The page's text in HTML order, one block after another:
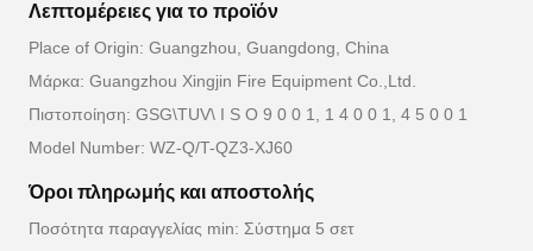
Λεπτομέρειες για το προϊόν
Place of Origin: Guangzhou, Guangdong, China
Μάρκα: Guangzhou Xingjin Fire Equipment Co.,Ltd.
Πιστοποίηση: GSG\TUV\ I S O 9 0 0 1, 1 4 0 0 1, 4 5 0 0 1
Model Number: WZ-Q/T-QZ3-XJ60
Όροι πληρωμής και αποστολής
Ποσότητα παραγγελίας min: Σύστημα 5 σετ